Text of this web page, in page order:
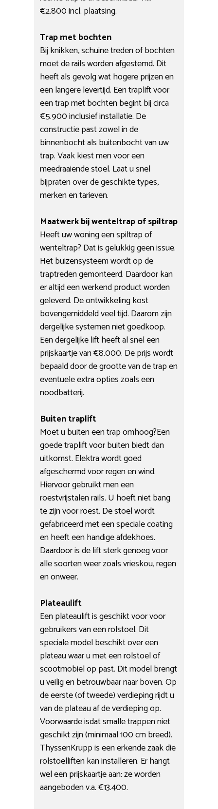
€2.800 incl. plaatsing.
Trap met bochten
Bij knikken, schuine treden of bochten
moet de rails worden afgestemd. Dit
heeft als gevolg wat hogere prijzen en
een langere levertijd. Een traplift voor
een trap met bochten begint bij circa
€5.900 inclusief installatie. De
constructie past zowel in de
binnenbocht als buitenbocht van uw
trap. Vaak kiest men voor een
meedraaiende stoel. Laat u snel
bijpraten over de geschikte types,
merken en tarieven.
Maatwerk bij wenteltrap of spiltrap
Heeft uw woning een spiltrap of
wenteltrap? Dat is gelukkig geen issue.
Het buizensysteem wordt op de
traptreden gemonteerd. Daardoor kan
er altijd een werkend product worden
geleverd. De ontwikkeling kost
bovengemiddeld veel tijd. Daarom zijn
dergelijke systemen niet goedkoop.
Een dergelijke lift heeft al snel een
prijskaartje van €8.000. De prijs wordt
bepaald door de grootte van de trap en
eventuele extra opties zoals een
noodbatterij.
Buiten traplift
Moet u buiten een trap omhoog?Een
goede traplift voor buiten biedt dan
uitkomst. Elektra wordt goed
afgeschermd voor regen en wind.
Hiervoor gebruikt men een
roestvrijstalen rails. U hoeft niet bang
te zijn voor roest. De stoel wordt
gefabriceerd met een speciale coating
en heeft een handige afdekhoes.
Daardoor is de lift sterk genoeg voor
alle soorten weer zoals vrieskou, regen
en onweer.
Plateaulift
Een plateaulift is geschikt voor voor
gebruikers van een rolstoel. Dit
speciale model beschikt over een
plateau waar u met een rolstoel of
scootmobiel op past. Dit model brengt
u veilig en betrouwbaar naar boven. Op
de eerste (of tweede) verdieping rijdt u
van de plateau af de verdieping op.
Voorwaarde isdat smalle trappen niet
geschikt zijn (minimaal 100 cm breed).
ThyssenKrupp is een erkende zaak die
rolstoelliften kan installeren. Er hangt
wel een prijskaartje aan: ze worden
aangeboden v.a. €13.400.